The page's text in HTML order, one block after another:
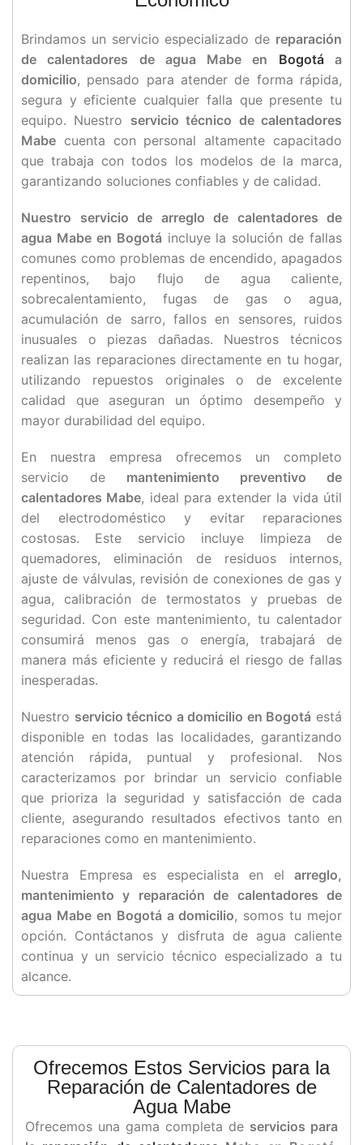
Brindamos un servicio especializado de reparación
de calentadores de agua Mabe en Bogotáa
domicilio, pensado para atender de forma rápida,
segura y eficiente cualquier falla que presente tu
equipo. Nuestro servicio técnico de calentadores
Mabe cuenta con personal altamente capacitado
que trabaja con todos los modelos de la marca,
garantizando soluciones confiables y de calidad.
Nuestro servicio de arreglo de calentadores de
agua Mabe en Bogotá incluye la solución de fallas
comunes como problemas de encendido, apagados
repentinos, bajo flujo de agua caliente,
sobrecalentamiento, fugas de gas o agua,
acumulación de sarro, fallos en sensores, ruidos
inusuales o piezas dañadas. Nuestros técnicos
realizan las reparaciones directamente en tu hogar,
utilizando repuestos originales o de excelente
calidad que aseguran un óptimo desempeño y
mayor durabilidad del equipo.
En nuestra empresa ofrecemos un completo
servicio de mantenimiento preventivo de
calentadores Mabe, ideal para extender la vida útil
del electrodoméstico y evitar reparaciones
costosas. Este servicio incluye limpieza de
quemadores, eliminación de residuos internos,
ajuste de válvulas, revisión de conexiones de gas y
agua, calibración de termostatos y pruebas de
seguridad. Con este mantenimiento, tu calentador
consumirá menos gas o energía, trabajará de
manera más eficiente y reducirá el riesgo de fallas
inesperadas.
Nuestro servicio técnico a domicilio en Bogotá está
disponible en todas las localidades, garantizando
atención rápida, puntual y profesional. Nos
caracterizamos por brindar un servicio confiable
que prioriza la seguridad y satisfacción de cada
cliente, asegurando resultados efectivos tanto en
reparaciones como en mantenimiento.
Nuestra Empresa es especialista en el arreglo,
mantenimiento y reparación de calentadores de
agua Mabe en Bogotá a domicilio, somos tu mejor
opción. Contáctanos y disfruta de agua caliente
continua y un servicio técnico especializado a tu
alcance.
Ofrecemos Estos Servicios para la
Reparación de Calentadores de
Agua Mabe
Ofrecemos una gama completa de servicios para